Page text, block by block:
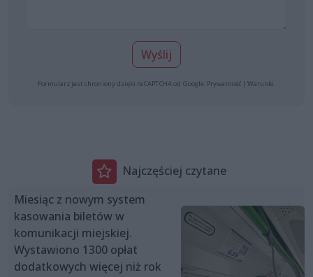
Wyślij
Formularz jest chroniony dzięki reCAPTCHA od Google: Prywatność | Warunki
Najczęściej czytane
Miesiąc z nowym system
kasowania biletów w
komunikacji miejskiej.
Wystawiono 1300 opłat
dodatkowych więcej niż rok